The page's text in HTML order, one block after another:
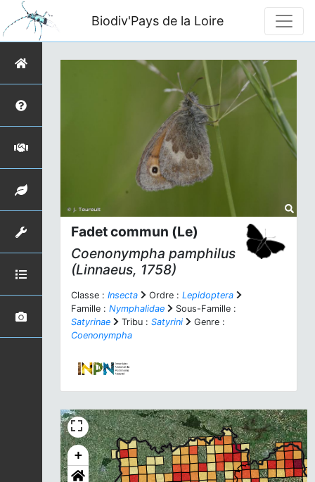
Biodiv'Pays de la Loire
Fadet commun (Le)
Coenonympha pamphilus
(Linnaeus, 1758)
Classe : Insecta Ordre : Lepidoptera
Famille : Nymphalidae
Sous-Famille :
Satyrinae
Tribu : Satyrini
Genre :
Coenonympha
+